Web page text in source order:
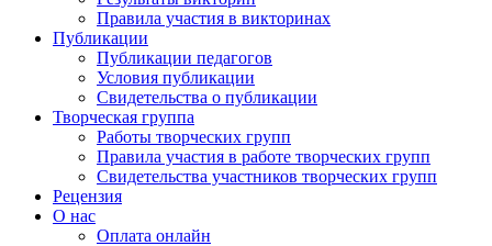
Результаты викторин
Правила участия в викторинах
Публикации
Публикации педагогов
Условия публикации
Свидетельства о публикации
Творческая группа
Работы творческих групп
Правила участия в работе творческих групп
Свидетельства участников творческих групп
Рецензия
О нас